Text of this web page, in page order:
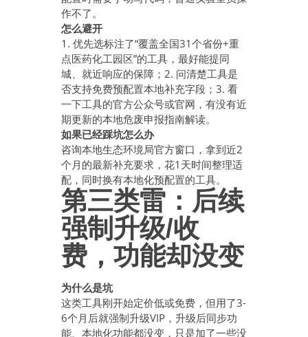
作不了。
怎么避开
1. 优先选标注了“覆盖全国31个省份+重
点医药化工园区”的工具，最好能提同
城、就近响应的保障；2. 问清楚工具是
否支持免费预配置本地补充字段；3. 看
一下工具的官方公众号或官网，有没有近
期更新的本地危废申报指南解读。
如果已经踩坑怎么办
咨询本地生态环境局官方窗口，拿到近2
个月的最新补充要求，花1天时间整理适
配，同时换有本地化预配置的工具。
第三类雷：后续
强制升级/收
费，功能却没变
为什么是坑
这类工具刚开始定价低或免费，但用了3-
6个月后就强制升级VIP，升级后同步功
能、本地化功能都没变，只是加了一些没